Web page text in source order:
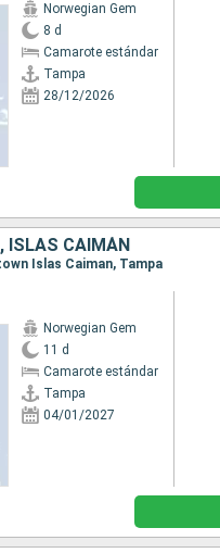
Norwegian Gem
8 d
Camarote estándar
Tampa
28/12/2026
ISLAS CAIMÁN
Islas Caiman, Tampa
Norwegian Gem
11 d
Camarote estándar
Tampa
04/01/2027